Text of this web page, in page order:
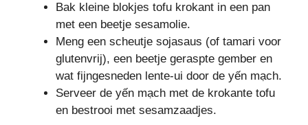
Bak kleine blokjes tofu krokant in een pan
met een beetje sesamolie.
Meng een scheutje sojasaus (of tamari voor
glutenvrij), een beetje geraspte gember en
wat fijngesneden lente-ui door de yến mạch.
Serveer de yến mạch met de krokante tofu
en bestrooi met sesamzaadjes.